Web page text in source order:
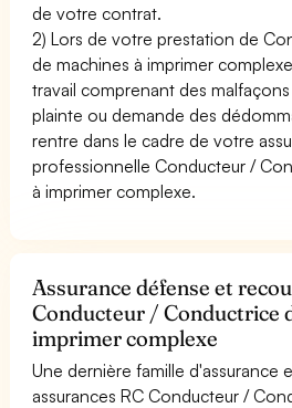
de votre contrat.
2) Lors de votre prestation de
de machines à imprimer
travail comprenant des
plainte ou demande des
rentre dans le cadre de votre
professionnelle Conducteur /
à imprimer complexe.
Assurance défense et
Conducteur / Conductrice
imprimer complexe
Une dernière famille d'assurance
assurances RC Conducteur /